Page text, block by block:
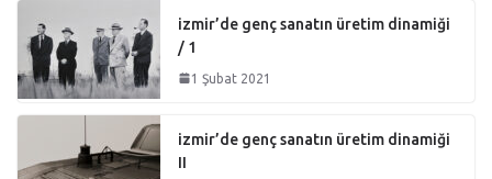
izmir’de genç sanatın üretim dinamiği
/ 1
1 Şubat 2021
izmir’de genç sanatın üretim dinamiği
II